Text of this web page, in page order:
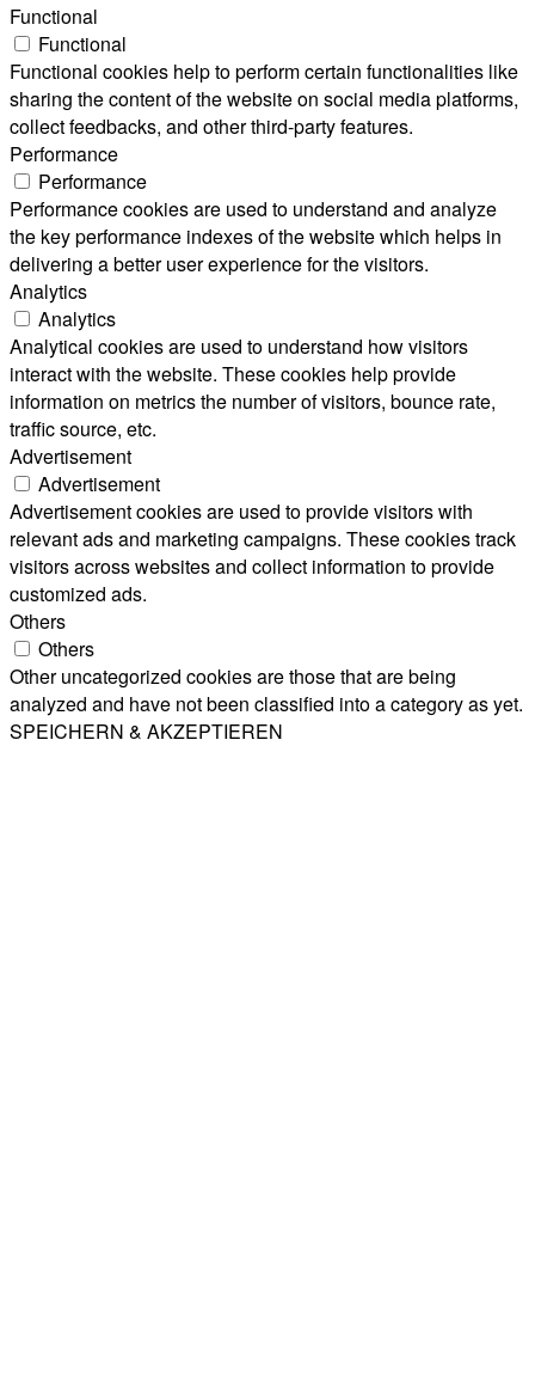
Functional
Functional
Functional cookies help to perform certain functionalities like
sharing the content of the website on social media platforms,
collect feedbacks, and other third-party features.
Performance
Performance
Performance cookies are used to understand and analyze
the key performance indexes of the website which helps in
delivering a better user experience for the visitors.
Analytics
Analytics
Analytical cookies are used to understand how visitors
interact with the website. These cookies help provide
information on metrics the number of visitors, bounce rate,
traffic source, etc.
Advertisement
Advertisement
Advertisement cookies are used to provide visitors with
relevant ads and marketing campaigns. These cookies track
visitors across websites and collect information to provide
customized ads.
Others
Others
Other uncategorized cookies are those that are being
analyzed and have not been classified into a category as yet.
SPEICHERN & AKZEPTIEREN